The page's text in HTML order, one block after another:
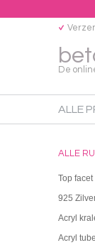
De
ALLE
ALLE
Top
925
Acryl
Acryl